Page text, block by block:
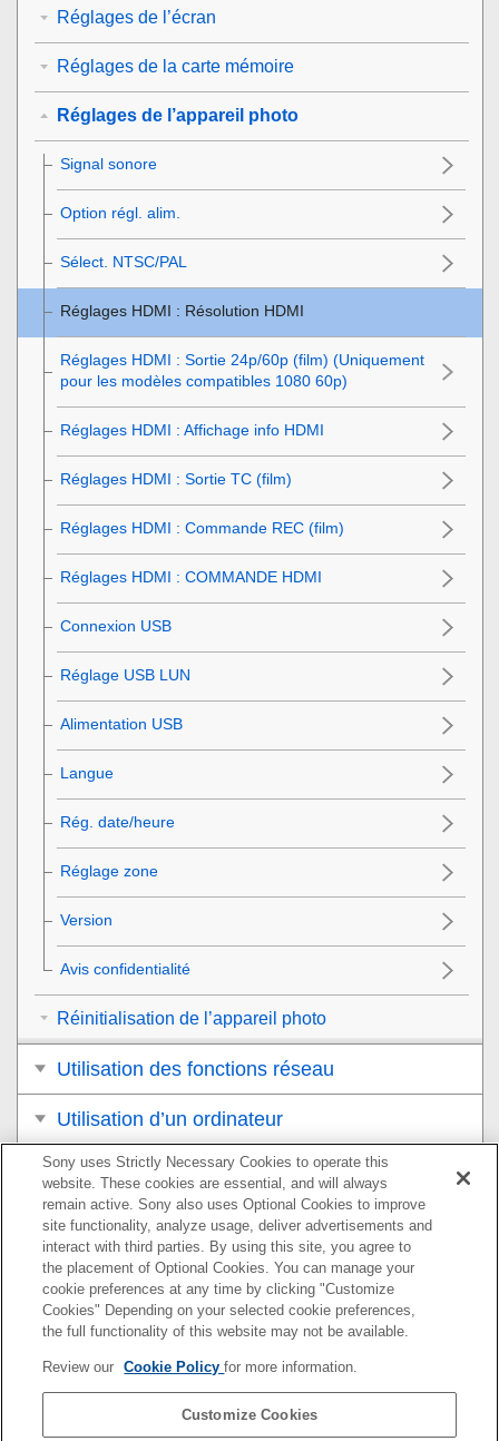
Réglages de l’écran
Réglages de la carte mémoire
Réglages de l’appareil photo
Signal sonore
Option régl. alim.
Sélect. NTSC/PAL
Réglages HDMI : Résolution HDMI
Réglages HDMI : Sortie 24p/60p (film) (Uniquement
pour les modèles compatibles 1080 60p)
Réglages HDMI : Affichage info HDMI
Réglages HDMI : Sortie TC (film)
Réglages HDMI : Commande REC (film)
Réglages HDMI : COMMANDE HDMI
Connexion USB
Réglage USB LUN
Alimentation USB
Langue
Rég. date/heure
Réglage zone
Version
Avis confidentialité
Réinitialisation de l’appareil photo
Utilisation des fonctions réseau
Utilisation d’un ordinateur
Liste des éléments du MENU
Précautions/Le produit
Si vous avez des problèmes
Pour plus d’informations sur la conformité aux lois sur
Accessibilité en France : conformité partielle
Sony uses Strictly Necessary Cookies to operate this
website. These cookies are essential, and will always
remain active. Sony also uses Optional Cookies to improve
site functionality, analyze usage, deliver advertisements and
interact with third parties. By using this site, you agree to
the placement of Optional Cookies. You can manage your
cookie preferences at any time by clicking "Customize
Cookies" Depending on your selected cookie preferences,
the full functionality of this website may not be available.
Review our Cookie Policyfor more information.
Customize Cookies